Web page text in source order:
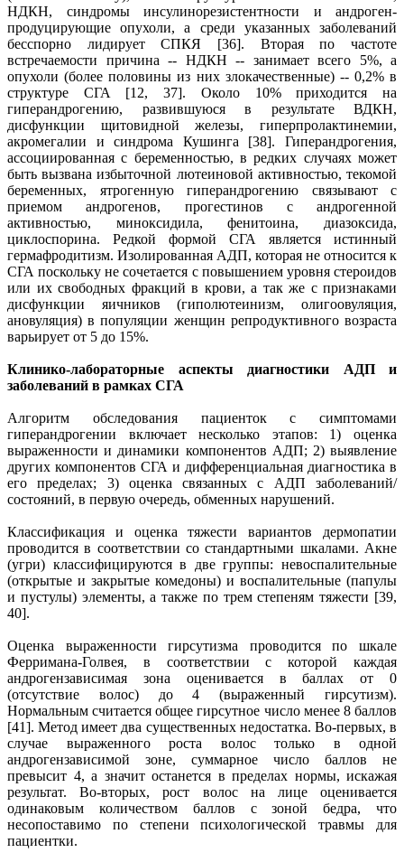
НДКН, синдромы инсулинорезистентности и андроген-
продуцирующие опухоли, а среди указанных заболеваний
бесспорно лидирует СПКЯ [36]. Вторая по частоте
встречаемости причина -- НДКН -- занимает всего 5%, а
опухоли (более половины из них злокачественные) -- 0,2% в
структуре СГА [12, 37]. Около 10% приходится на
гиперандрогению, развившуюся в результате ВДКН,
дисфункции щитовидной железы, гиперпролактинемии,
акромегалии и синдрома Кушинга [38]. Гиперандрогения,
ассоциированная с беременностью, в редких случаях может
быть вызвана избыточной лютеиновой активностью, текомой
беременных, ятрогенную гиперандрогению связывают с
приемом андрогенов, прогестинов с андрогенной
активностью, миноксидила, фенитоина, диазоксида,
циклоспорина. Редкой формой СГА является истинный
гермафродитизм. Изолированная АДП, которая не относится к
СГА поскольку не сочетается с повышением уровня стероидов
или их свободных фракций в крови, а так же с признаками
дисфункции яичников (гиполютеинизм, олигоовуляция,
ановуляция) в популяции женщин репродуктивного возраста
варьирует от 5 до 15%.
Клинико-лабораторные аспекты диагностики АДП и
заболеваний в рамках СГА
Алгоритм обследования пациенток с симптомами
гиперандрогении включает несколько этапов: 1) оценка
выраженности и динамики компонентов АДП; 2) выявление
других компонентов СГА и дифференциальная диагностика в
его пределах; 3) оценка связанных с АДП заболеваний/
состояний, в первую очередь, обменных нарушений.
Классификация и оценка тяжести вариантов дермопатии
проводится в соответствии со стандартными шкалами. Акне
(угри) классифицируются в две группы: невоспалительные
(открытые и закрытые комедоны) и воспалительные (папулы
и пустулы) элементы, а также по трем степеням тяжести [39,
40].
Оценка выраженности гирсутизма проводится по шкале
Ферримана-Голвея, в соответствии с которой каждая
андрогензависимая зона оценивается в баллах от 0
(отсутствие волос) до 4 (выраженный гирсутизм).
Нормальным считается общее гирсутное число менее 8 баллов
[41]. Метод имеет два существенных недостатка. Во-первых, в
случае выраженного роста волос только в одной
андрогензависимой зоне, суммарное число баллов не
превысит 4, а значит останется в пределах нормы, искажая
результат. Во-вторых, рост волос на лице оценивается
одинаковым количеством баллов с зоной бедра, что
несопоставимо по степени психологической травмы для
пациентки.